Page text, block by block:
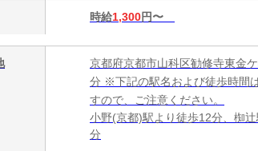
時給1,300円〜
京都府京都市山科区勧修寺東金
分 ※下記の駅名および徒歩時間
すので、ご注意ください。
小野(京都)駅より徒歩12分、椥
分